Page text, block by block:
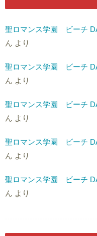
聖ロマンス学園 ビーチ
ん より
聖ロマンス学園 ビーチ
ん より
聖ロマンス学園 ビーチ
ん より
聖ロマンス学園 ビーチ
ん より
聖ロマンス学園 ビーチ
ん より